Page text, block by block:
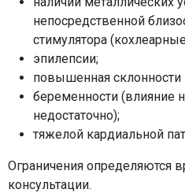
непосредственной
стимулятора
эпилепсии;
повышенная склонности
беременности (влияние
недостаточно);
тяжелой кардиальной
Ограничения определяются
консультации.